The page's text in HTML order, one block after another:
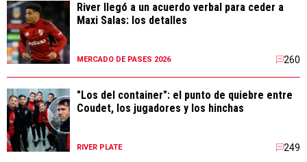
River llegó a un acuerdo verbal para ceder a
Maxi Salas: los detalles
MERCADO DE PASES 2026 260
"Los del container": el punto de quiebre entre
Coudet, los jugadores y los hinchas
RIVER PLATE 249